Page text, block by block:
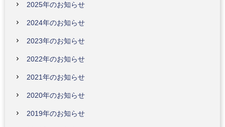
2025年のお知らせ
2024年のお知らせ
2023年のお知らせ
2022年のお知らせ
2021年のお知らせ
2020年のお知らせ
2019年のお知らせ